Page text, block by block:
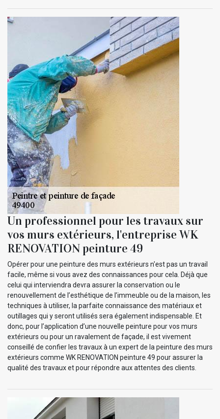
Un professionnel pour les travaux sur
vos murs extérieurs, l'entreprise WK
RENOVATION peinture 49
Opérer pour une peinture des murs extérieurs n'est pas un travail
facile, même si vous avez des connaissances pour cela. Déjà que
celui qui interviendra devra assurer la conservation ou le
renouvellement de l’esthétique de l’immeuble ou de la maison, les
techniques à utiliser, la parfaite connaissance des matériaux et
outillages qui y seront utilisés sera également indispensable. Et
donc, pour l’application d’une nouvelle peinture pour vos murs
extérieurs ou pour un ravalement de façade, il est vivement
conseillé de confier les travaux à un expert de la peinture des murs
extérieurs comme WK RENOVATION peinture 49 pour assurer la
qualité des travaux et pour répondre aux attentes des clients.